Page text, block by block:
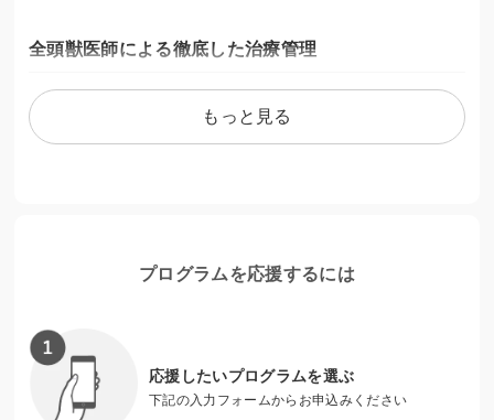
全頭獣医師による徹底した治療管理
愛護センターやブリーダー崩壊からの疾患のある犬猫の保護
を積極的に行い、全頭獣医師と看護師による治療管理を徹底
を伝えていくことが目標です。
もっと見る
プログラムを応援するには
応援したいプログラムを選ぶ
下記の入力フォームからお申込みください